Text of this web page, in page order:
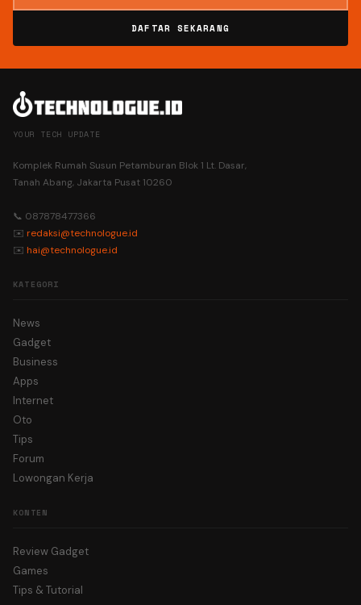
DAFTAR SEKARANG
YOUR TECH UPDATE
Komplek Rumah Susun Petamburan Blok 1 Lt. Dasar,
Tanah Abang, Jakarta Pusat 10260
📞 087878477366
✉️ redaksi@technologue.id
✉️ hai@technologue.id
KATEGORI
News
Gadget
Business
Apps
Internet
Oto
Tips
Forum
Lowongan Kerja
KONTEN
Review Gadget
Games
Tips & Tutorial